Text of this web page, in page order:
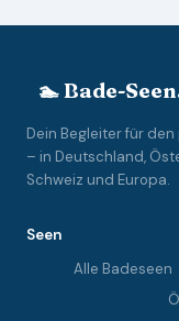
🏊 Bade-
Dein Begleiter für
– in Deutschland,
Schweiz und Europa.
Seen
Alle Badeseen